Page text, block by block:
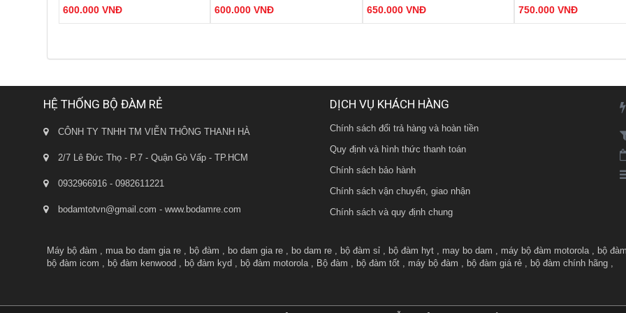
HÔM NAY
thiểu nhiễu tín hiệu.
- Đèn báo trạng thái tín hiệu và Pin
600.000 VNĐ
thiểu nhiễu tín hiệu.
- Đèn báo trạng thái tín hiệu và Pin
600.000 VNĐ
thiểu nhiễu tín hiệu.
- Đèn báo trạng thái tín hiệu và Pin
650.000 VNĐ
thiểu nhiễu tín hiệu.
GIAO HÀNG MIỄN PHÍ
KHUYẾN MÃI THƯỜNG
750.000 VNĐ
HỆ THỐNG BỘ ĐÀM RẺ
CÔNH TY TNHH TM VIỄN THÔNG THANH HÀ
2/7 Lê Đức Thọ - P.7 - Quận Gò Vấp - TP.HCM
0932966916 - 0982611221
bodamtotvn@gmail.com - www.bodamre.com
DỊCH VỤ KHÁCH HÀNG
Chính sách đổi trả hàng và hoàn tiền
Quy định và hình thức thanh toán
Chính sách bảo hành
Chính sách vận chuyển, giao nhận
Chính sách và quy định chung
Máy bộ đàm mua bo dam gia re bộ đàm bo dam gia re bo dam re bộ đàm sỉ bộ đàm hyt may bo dam máy bộ đàm motorola bộ
bộ đàm icom
bộ đàm kenwood bộ đàm kyd bộ đàm motorola Bộ đàm bộ đàm tốt máy bộ đàm bộ đàm giá rẻ bộ đàm chính hãng